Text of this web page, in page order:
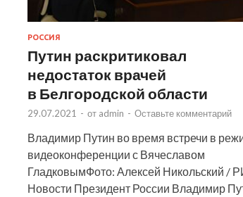
РОССИЯ
Путин раскритиковал
недостаток врачей
в Белгородской области
29.07.2021 - от admin - Оставьте комментарий
Владимир Путин во время встречи в
видеоконференции с Вячеславом
ГладковымФото: Алексей Никольский /
Новости Президент России Владимир